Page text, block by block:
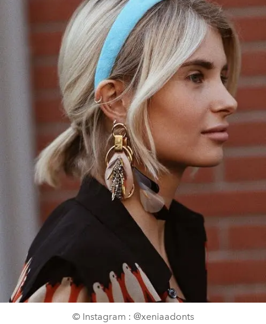
© Instagram : @xeniaadonts